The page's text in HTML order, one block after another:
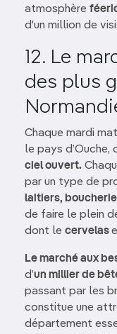
atmosphère
d'un million de
12. Le
des plus
Chaque mardi
le pays d’Ouche,
ciel ouvert.
par un type de
laitiers,
de faire le plein
dont le cervelas
Le marché aux
d’un millier de
passant par les
constitue une
département